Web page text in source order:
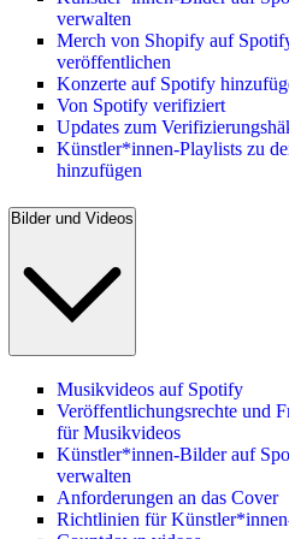
verwalten
Merch von Shopify auf
veröffentlichen
Konzerte auf Spotify
Von Spotify verifiziert
Updates zum
Künstler*innen-Playlists zu
hinzufügen
Bilder und Videos
Musikvideos auf Spotify
Veröffentlichungsrechte und
für Musikvideos
Künstler*innen-Bilder auf
verwalten
Anforderungen an das Cover
Richtlinien für